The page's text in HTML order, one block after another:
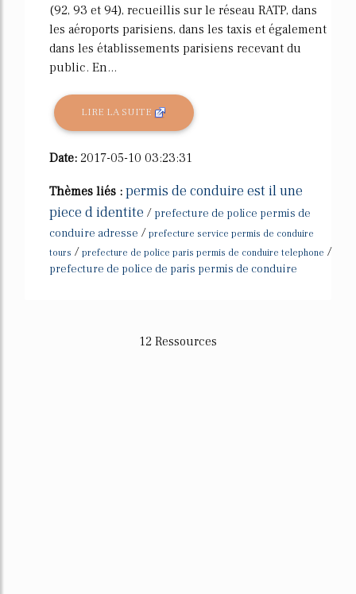
(92, 93 et 94), recueillis sur le réseau RATP, dans
les aéroports parisiens, dans les taxis et également
dans les établissements parisiens recevant du
public. En...
LIRE LA SUITE
Date: 2017-05-10 03:23:31
Thèmes liés : permis de conduire est il une
piece d identite / prefecture de police permis de
conduire adresse / prefecture service permis de conduire
tours / prefecture de police paris permis de conduire telephone /
prefecture de police de paris permis de conduire
12 Ressources